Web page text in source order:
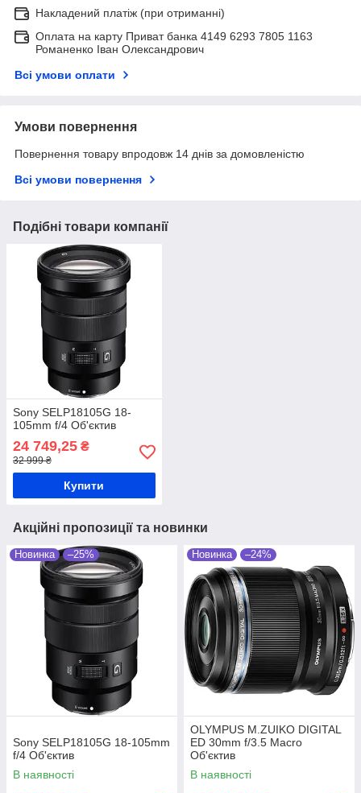
Накладений платіж (при отриманні)
Оплата на карту Приват банка 4149 6293 7805 1163
Романенко Іван Олександрович
Всі умови оплати
Умови повернення
Повернення товару впродовж 14 днів за домовленістю
Всі умови повернення
Подібні товари компанії
Sony SELP18105G 18-
105mm f/4 Об'єктив
24 749,25 ₴
32 999 ₴
Купити
Акційні пропозиції та новинки
Новинка –25%
Sony SELP18105G 18-105mm
f/4 Об'єктив
В наявності
Новинка –24%
OLYMPUS M.ZUIKO DIGITAL
ED 30mm f/3.5 Macro
Об'єктив
В наявності